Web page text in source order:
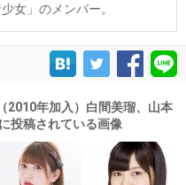
女」のメンバー。
2010年加入）白間美瑠、山本
投稿されている画像